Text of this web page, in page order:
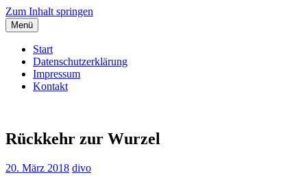
Zum Inhalt springen
Menü
Start
Datenschutzerklärung
Impressum
Kontakt
Dieter Vollmuth
Dem Leben lauschen…
Rückkehr zur Wurzel
20. März 2018 divo